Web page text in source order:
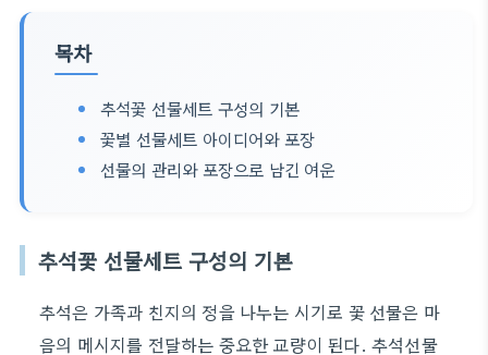
목차
추석꽃 선물세트 구성의 기본
꽃별 선물세트 아이디어와 포장
선물의 관리와 포장으로 남긴 여운
추석꽃 선물세트 구성의 기본
추석은 가족과 친지의 정을 나누는 시기로 꽃 선물은 마
음의 메시지를 전달하는 중요한 교량이 된다. 추석선물